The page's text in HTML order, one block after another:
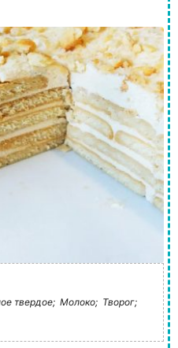
твердое; Молоко; Творог;